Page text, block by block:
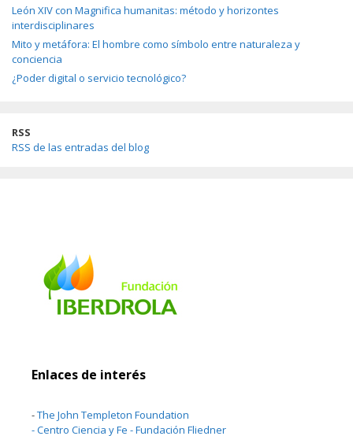
León XIV con Magnifica humanitas: método y horizontes
interdisciplinares
Mito y metáfora: El hombre como símbolo entre naturaleza y
conciencia
¿Poder digital o servicio tecnológico?
RSS
RSS de las entradas del blog
Enlaces de interés
-The John Templeton Foundation
-Centro Ciencia y Fe - Fundación Fliedner